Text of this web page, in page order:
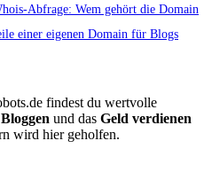
Abfrage: Wem gehört die Domain
einer eigenen Domain für Blogs
findest du wertvolle
und das Geld verdienen
wird hier geholfen.